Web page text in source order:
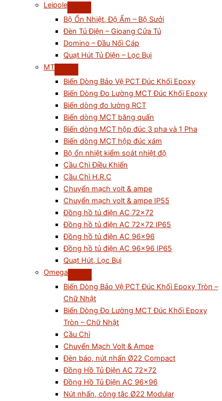
Leipole
Bộ Ổn Nhiệt, Độ Ẩm – Bộ Sưởi
Đèn Tủ Điện – Gioang Cửa Tủ
Domino – Đầu Nối Cáp
Quạt Hút Tủ Điện – Lọc Bụi
MT
Biến Dòng Bảo Vệ PCT Đúc Khối Epoxy
Biến Dòng Đo Lường MCT Đúc Khối Epoxy
Biến dòng đo lường RCT
Biến dòng MCT băng quấn
Biến dòng MCT hộp đúc 3 pha và 1 Pha
Biến dòng MCT hộp đúc xám
Bộ ổn nhiệt kiểm soát nhiệt độ
Cầu Chì Điều Khiển
Cầu Chì H.R.C
Chuyển mạch volt & ampe
Chuyển mạch volt & ampe IP55
Đồng hồ tủ điện AC 72×72
Đồng hồ tủ điện AC 72×72 IP65
Đồng hồ tủ điện AC 96×96
Đồng hồ tủ điện AC 96×96 IP65
Quạt Hút, Lọc Bụi
Omega
Biến Dòng Bảo Vệ PCT Đúc Khối Epoxy Tròn –
Chữ Nhật
Biến Dòng Đo Lường MCT Đúc Khối Epoxy
Tròn – Chữ Nhật
Cầu Chì
Chuyển Mạch Volt & Ampe
Đèn báo, nút nhấn Ø22 Compact
Đồng Hồ Tủ Điện AC 72×72
Đồng Hồ Tủ Điện AC 96×96
Nút nhấn, công tắc Ø22 Modular